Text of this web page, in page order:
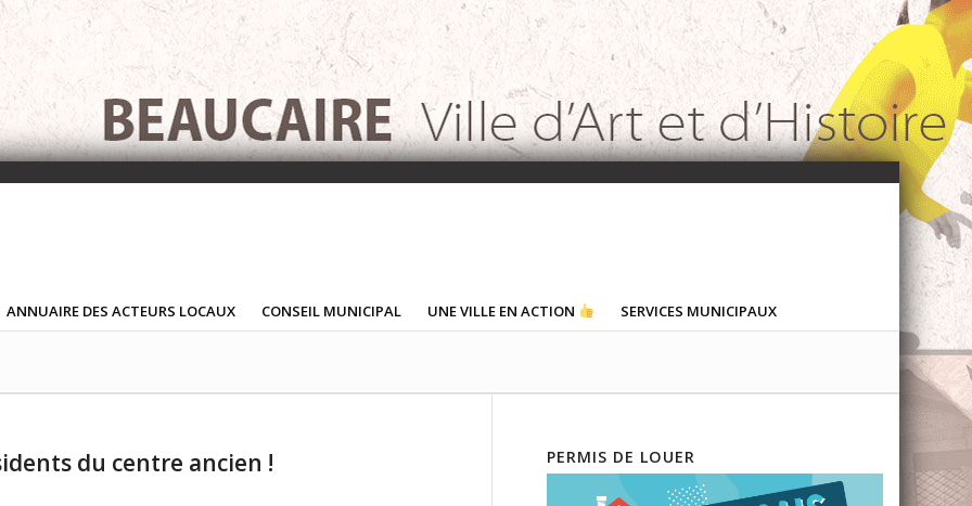
ANNUAIRE DES ACTEURS LOCAUX CONSEIL MUNICIPAL UNE VILLE EN ACTION SERVICES MUNICIPAUX
du centre ancien ! PERMIS DE LOUER